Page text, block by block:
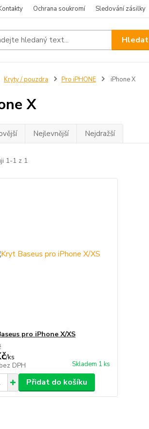
Ochrana soukromí Sledování zásilky
Hledat
Kryty / pouzdra Pro iPHONE iPhone X
X
Nejlevnější Nejdražší
1-1 z 1
pro iPhone X/XS
/ks
bez DPH Skladem 1 ks
Přidat do košíku